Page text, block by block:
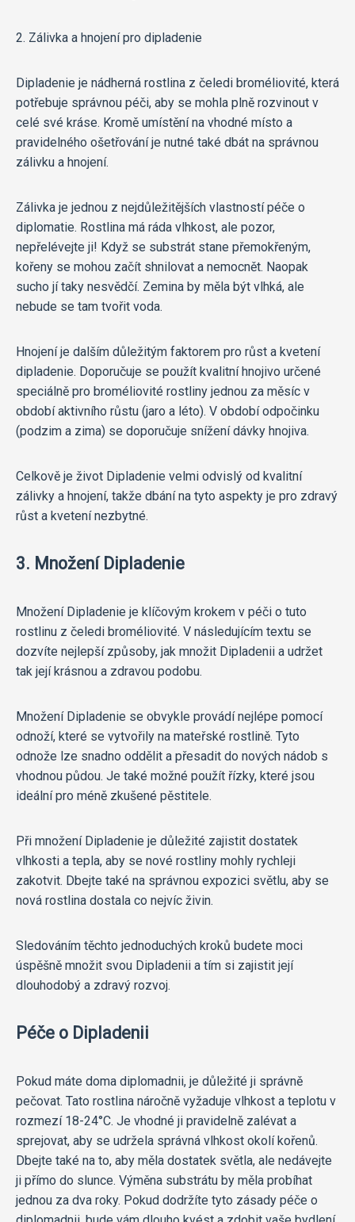
2. Zálivka a hnojení pro dipladenie
Dipladenie je nádherná rostlina z čeledi broméliovité, která
potřebuje správnou péči, aby se mohla plně rozvinout v
celé své kráse. Kromě umístění na vhodné místo a
pravidelného ošetřování je nutné také dbát na správnou
zálivku a hnojení.
Zálivka je jednou z nejdůležitějších vlastností péče o
diplomatie. Rostlina má ráda vlhkost, ale pozor,
nepřelévejte ji! Když se substrát stane přemokřeným,
kořeny se mohou začít shnilovat a nemocnět. Naopak
sucho jí taky nesvědčí. Zemina by měla být vlhká, ale
nebude se tam tvořit voda.
Hnojení je dalším důležitým faktorem pro růst a kvetení
dipladenie. Doporučuje se použít kvalitní hnojivo určené
speciálně pro broméliovité rostliny jednou za měsíc v
období aktivního růstu (jaro a léto). V období odpočinku
(podzim a zima) se doporučuje snížení dávky hnojiva.
Celkově je život Dipladenie velmi odvislý od kvalitní
zálivky a hnojení, takže dbání na tyto aspekty je pro zdravý
růst a kvetení nezbytné.
3. Množení Dipladenie
Množení Dipladenie je klíčovým krokem v péči o tuto
rostlinu z čeledi broméliovité. V následujícím textu se
dozvíte nejlepší způsoby, jak množit Dipladenii a udržet
tak její krásnou a zdravou podobu.
Množení Dipladenie se obvykle provádí nejlépe pomocí
odnoží, které se vytvořily na mateřské rostlině. Tyto
odnože lze snadno oddělit a přesadit do nových nádob s
vhodnou půdou. Je také možné použít řízky, které jsou
ideální pro méně zkušené pěstitele.
Při množení Dipladenie je důležité zajistit dostatek
vlhkosti a tepla, aby se nové rostliny mohly rychleji
zakotvit. Dbejte také na správnou expozici světlu, aby se
nová rostlina dostala co nejvíc živin.
Sledováním těchto jednoduchých kroků budete moci
úspěšně množit svou Dipladenii a tím si zajistit její
dlouhodobý a zdravý rozvoj.
Péče o Dipladenii
Pokud máte doma diplomadnii, je důležité ji správně
pečovat. Tato rostlina náročně vyžaduje vlhkost a teplotu v
rozmezí 18-24°C. Je vhodné ji pravidelně zalévat a
sprejovat, aby se udržela správná vlhkost okolí kořenů.
Dbejte také na to, aby měla dostatek světla, ale nedávejte
ji přímo do slunce. Výměna substrátu by měla probíhat
jednou za dva roky. Pokud dodržíte tyto zásady péče o